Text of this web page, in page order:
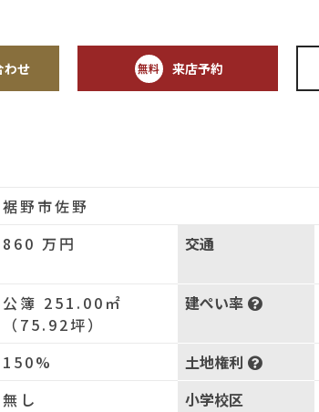
わせ 無料 来店予約
裾野市佐野
860 万円 交通
公簿 251.00㎡
（75.92坪）
建ぺい率
150% 土地権利
無し 小学校区